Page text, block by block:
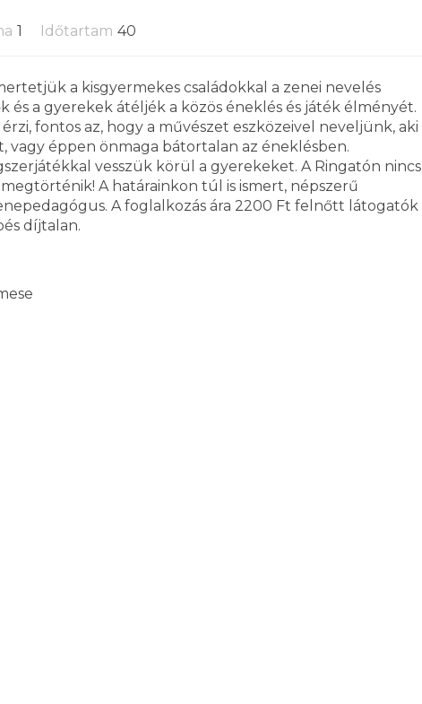
1 Időtartam 40
a kisgyermekes családokkal a zenei nevelés
és a gyerekek átéljék a közös éneklés és játék élményét.
fontos az, hogy a művészet eszközeivel neveljünk, aki
vagy éppen önmaga bátortalan az éneklésben.
vesszük körül a gyerekeket. A Ringatón nincs
A határainkon túl is ismert, népszerű
A foglalkozás ára 2200 Ft felnőtt látogatók
díjtalan.